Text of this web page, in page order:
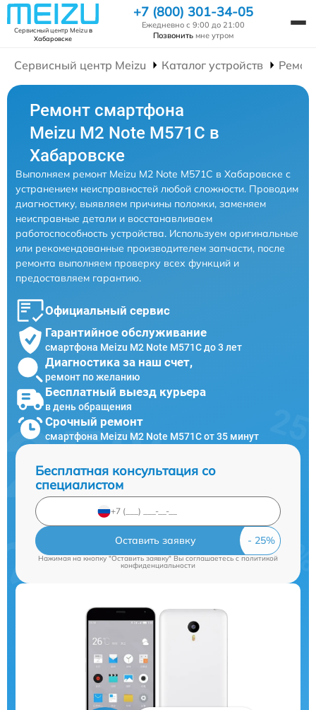
Сервисный центр Meizuв
Хабаровске
+7 (800) 301-34-05
Ежедневно с 9:00 до 21:00
Позвонить мне утром
Сервисный центр Meizu Каталог устройств
Ремонт смартфона
Meizu M2 Note M571C в
Хабаровске
Выполняем ремонт Meizu M2 Note M571C в Хабаровске с
устранением неисправностей любой сложности. Проводим
диагностику, выявляем причины поломки, заменяем
неисправные детали и восстанавливаем
работоспособность устройства. Используем оригинальные
или рекомендованные производителем запчасти, после
ремонта выполняем проверку всех функций и
предоставляем гарантию.
Официальный сервис
Гарантийное обслуживание
смартфона Meizu M2 Note M571C до 3 лет
Диагностика за наш счет,
ремонт по желанию
Бесплатный выезд курьера
в день обращения
Срочный ремонт
смартфона Meizu M2 Note M571C от 35 минут
Бесплатная консультация со
специалистом
Оставить заявку
Нажимая на кнопку "Оставить заявку" Вы соглашаетесь cполитикой
конфиденциальности